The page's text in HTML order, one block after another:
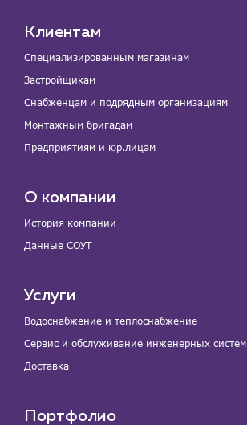
Клиентам
Специализированным магазинам
Застройщикам
Снабженцам и подрядным организациям
Монтажным бригадам
Предприятиям и юр.лицам
О компании
История компании
Данные СОУТ
Услуги
Водоснабжение и теплоснабжение
Сервис и обслуживание инженерных систем
Доставка
Портфолио